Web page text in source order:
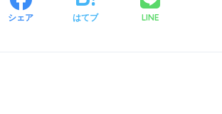
シェア はてブ LINE